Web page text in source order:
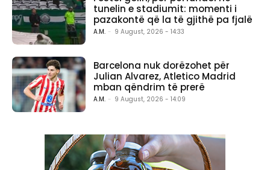
tunelin e stadiumit: momenti i
pazakontë që la të gjithë pa fjalë
A.M. - 9 August, 2026 - 14:33
Barcelona nuk dorëzohet për
Julian Alvarez, Atletico Madrid
mban qëndrim të prerë
A.M. - 9 August, 2026 - 14:09